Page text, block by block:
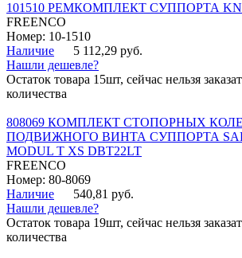
101510 РЕМКОМПЛЕКТ СУППОРТА
FREENCO
Номер: 10-1510
Наличие
5 112,29 руб.
Нашли дешевле?
Остаток товара 15шт, сейчас нельзя
количества
808069 КОМПЛЕКТ СТОПОРНЫХ
ПОДВИЖНОГО ВИНТА СУППОРТА
MODUL T XS DBT22LT
FREENCO
Номер: 80-8069
Наличие
540,81 руб.
Нашли дешевле?
Остаток товара 19шт, сейчас нельзя
количества